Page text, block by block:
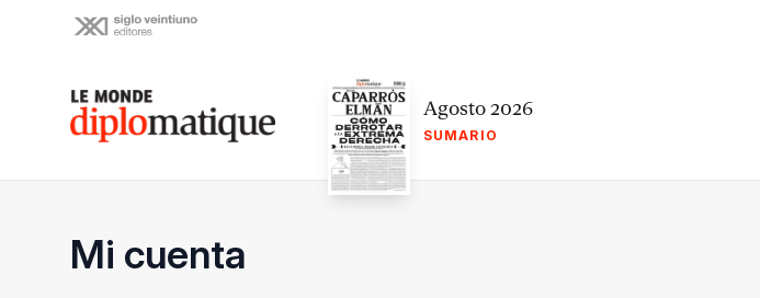
Le monde diplomatique Agosto 2026
SUMARIO
Mi cuenta